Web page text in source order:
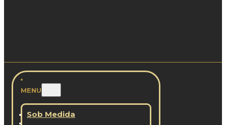
MENU
Sob Medida